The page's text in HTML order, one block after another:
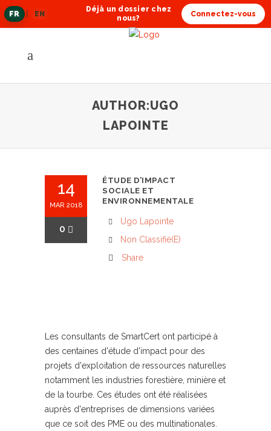
FRlangue
actuelle
EN
Déjà un dossier chez
nous?
Connectez-vous
AUTHOR:UGO
LAPOINTE
14
MAR 2018
0
ÉTUDE D’IMPACT
SOCIALE ET
ENVIRONNEMENTALE
Ugo Lapointe
Non Classifié(e)
Share
Les consultants de SmartCert ont participé à
des centaines d'étude d'impact pour des
projets d'exploitation de ressources naturelles
notamment les industries forestière, minière et
de la tourbe. Ces études ont été réalisées
auprès d'entreprises de dimensions variées
que ce soit des PME ou des multinationales.